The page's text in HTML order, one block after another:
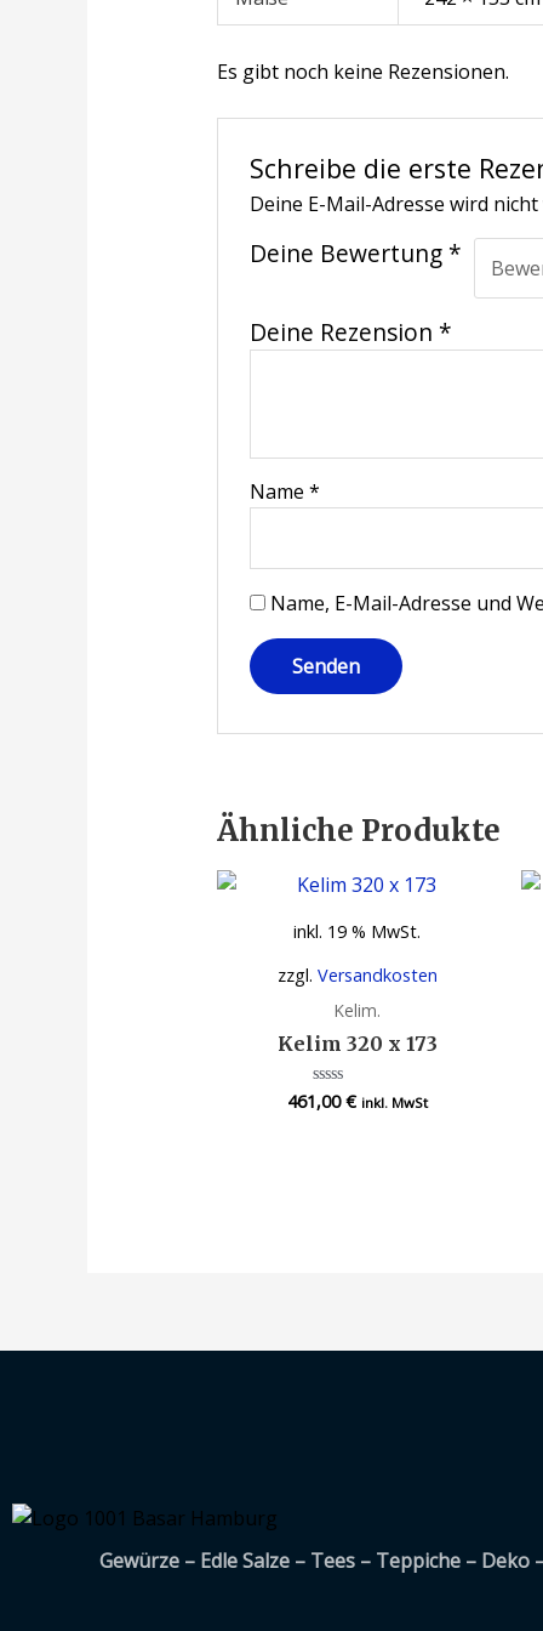
Es gibt noch keine Rezensionen.
Schreibe die erste
Deine E-Mail-Adresse wird
Deine Bewertung *
Deine Rezension *
Name*
Name, E-Mail-Adresse und
Ähnliche Produkte
inkl. 19 % MwSt.
zzgl. Versandkosten
Kelim.
Kelim 320 x 173
Bewertet
mit
461,00€ inkl. MwSt
Gewürze – Edle Salze – Tees – Teppiche – Deko